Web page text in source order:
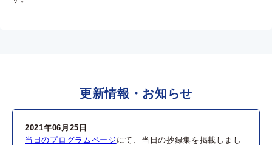
更新情報・お知らせ
2021年06月25日
当日のプログラムページ にて、当日の抄録集を掲載しまし